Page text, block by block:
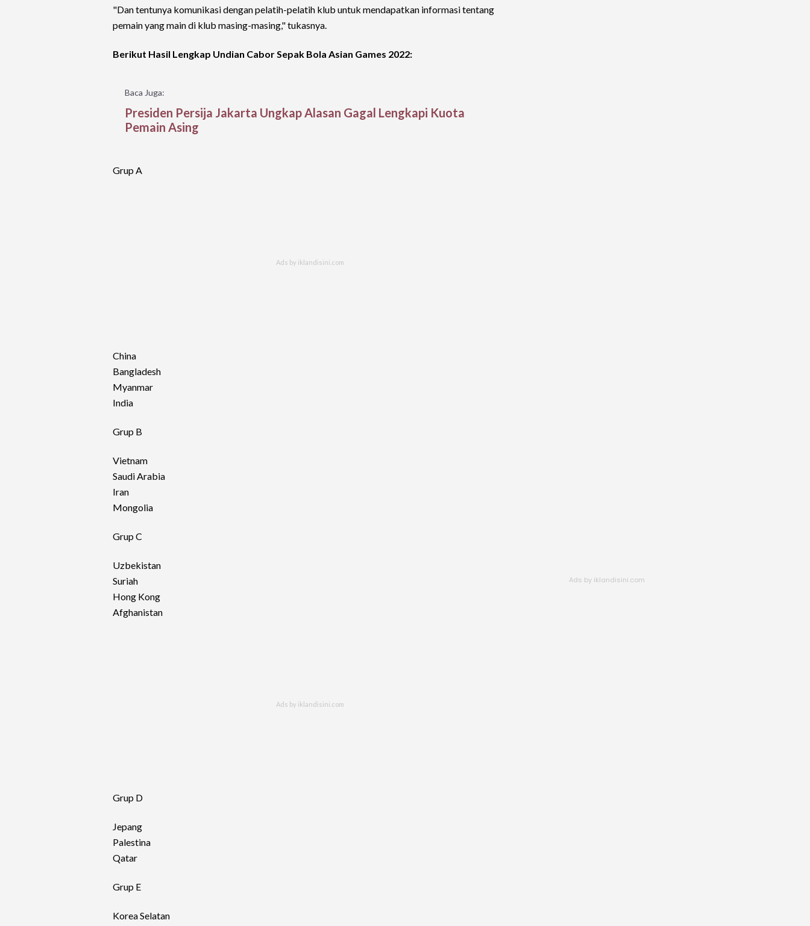
"Dan tentunya komunikasi dengan pelatih-pelatih klub untuk mendapatkan informasi tentang
pemain yang main di klub masing-masing," tukasnya.
Berikut Hasil Lengkap Undian Cabor Sepak Bola Asian Games 2022:
Baca Juga:
Presiden Persija Jakarta Ungkap Alasan Gagal Lengkapi Kuota
Pemain Asing
Grup A
China
Bangladesh
Myanmar
India
Grup B
Vietnam
Saudi Arabia
Iran
Mongolia
Grup C
Uzbekistan
Suriah
Hong Kong
Afghanistan
Grup D
Jepang
Palestina
Qatar
Grup E
Korea Selatan